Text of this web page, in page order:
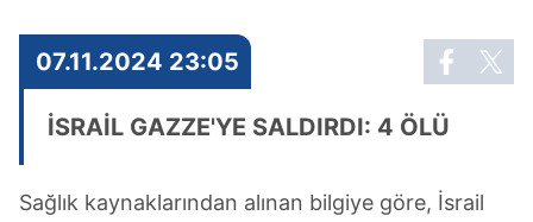
07.11.2024 23:05
İSRAİL GAZZE'YE SALDIRDI: 4 ÖLÜ
Sağlık kaynaklarından alınan bilgiye göre, İsrail